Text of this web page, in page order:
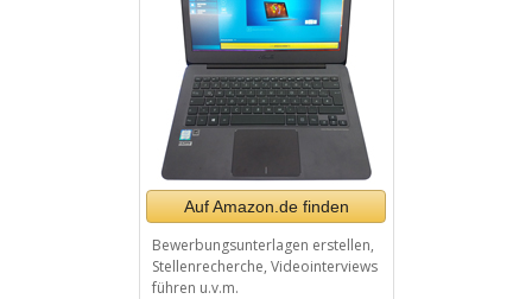
Auf Amazon.de finden
Bewerbungsunterlagen erstellen,
Stellenrecherche, Videointerviews
führen u.v.m.